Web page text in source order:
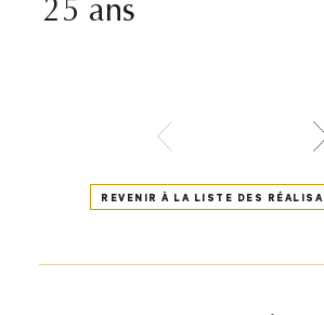
25 ans
REVENIR À LA LISTE DES